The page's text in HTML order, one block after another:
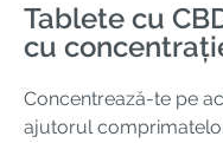
Tablete cu
cu
Concentrează-te pe
ajutorul